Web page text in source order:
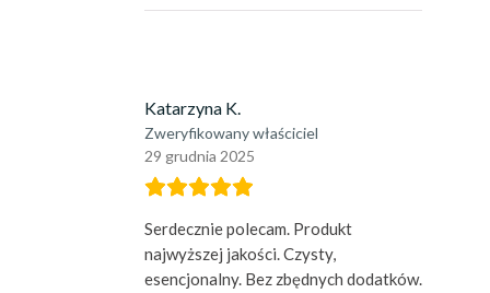
Katarzyna K.
Zweryfikowany właściciel
29 grudnia 2025
Serdecznie polecam. Produkt
najwyższej jakości. Czysty,
esencjonalny. Bez zbędnych dodatków.